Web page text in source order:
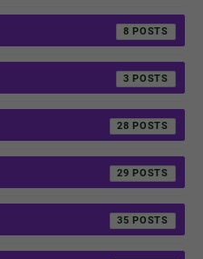
8
3
28
29
35